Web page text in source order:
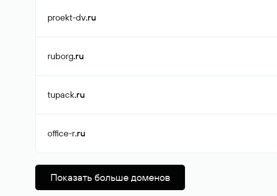
proekt-dv.ru
ruborg.ru
tupack.ru
office-r.ru
Показать больше доменов